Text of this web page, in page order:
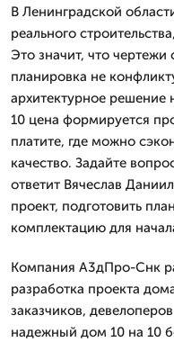
В Ленинградской
реального
Это значит, что
планировка не
архитектурное
10 цена формируется
платите, где можно
качество. Задайте
ответит Вячеслав
проект, подготовить
комплектацию для
Компания А3дПро-Снк
разработка проекта
заказчиков,
надежный дом 10 на 10